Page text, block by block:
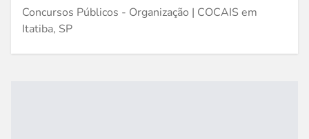
Concursos Públicos - Organização | COCAIS em
Itatiba, SP